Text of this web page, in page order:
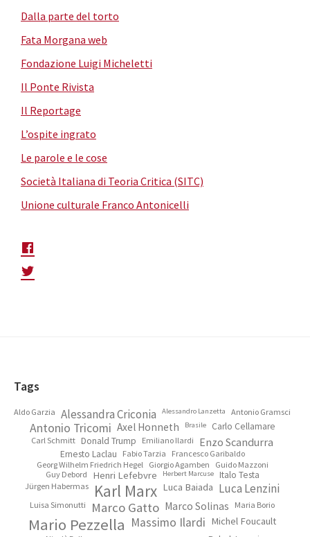
Dalla parte del torto
Fata Morgana web
Fondazione Luigi Micheletti
Il Ponte Rivista
Il Reportage
L’ospite ingrato
Le parole e le cose
Società Italiana di Teoria Critica (SITC)
Unione culturale Franco Antonicelli
Footer
Tags
Aldo Garzia Alessandra Criconia Alessandro Lanzetta Antonio Gramsci
Antonio Tricomi Axel Honneth Brasile Carlo Cellamare
Carl Schmitt Donald Trump Emiliano Ilardi Enzo Scandurra
Ernesto Laclau Fabio Tarzia
Francesco Garibaldo
Georg Wilhelm Friedrich Hegel
Giorgio Agamben
Guido Mazzoni
Guy Debord
Henri Lefebvre Herbert Marcuse Italo Testa
Jürgen Habermas Karl Marx Luca Baiada Luca Lenzini
Luisa Simonutti Marco Gatto Marco Solinas Maria Borio
Mario Pezzella Massimo Ilardi Michel Foucault